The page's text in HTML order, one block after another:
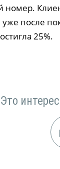
номер.
после
25%.
Это